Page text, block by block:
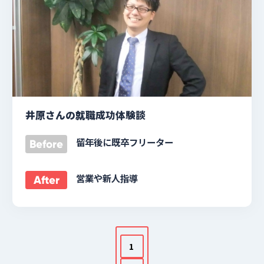
井原さんの就職成功体験談
Before 留年後に既卒フリーター
After 営業や新人指導
投
稿
1